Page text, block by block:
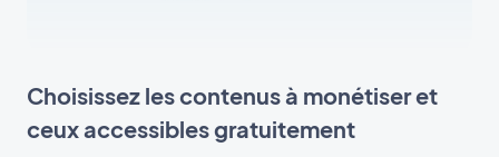
Choisissez les contenus à monétiser et
ceux accessibles gratuitement